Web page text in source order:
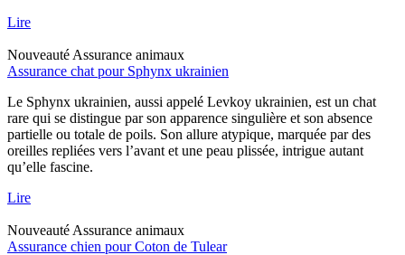
Lire
Nouveauté Assurance animaux
Assurance chat pour Sphynx ukrainien
Le Sphynx ukrainien, aussi appelé Levkoy ukrainien, est un chat
rare qui se distingue par son apparence singulière et son absence
partielle ou totale de poils. Son allure atypique, marquée par des
oreilles repliées vers l’avant et une peau plissée, intrigue autant
qu’elle fascine.
Lire
Nouveauté Assurance animaux
Assurance chien pour Coton de Tulear